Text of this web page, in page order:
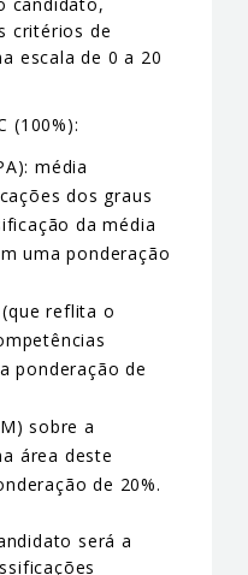
critérios de
escala de 0 a 20
(100%):
média
dos graus
da média
uma ponderação
reflita o
ponderação de
sobre a
área deste
de 20%.
será a